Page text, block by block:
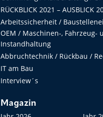
RÜCKBLICK 2021 – AUSBLICK
Arbeitssicherheit /
OEM / Maschinen-,
Instandhaltung
Abbruchtechnik / Rückbau /
IT am Bau
Interview´s
Magazin